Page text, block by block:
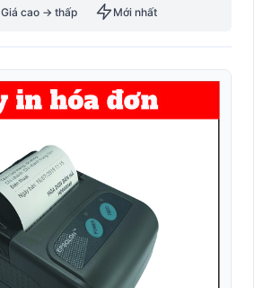
Giá cao → thấp Mới nhất